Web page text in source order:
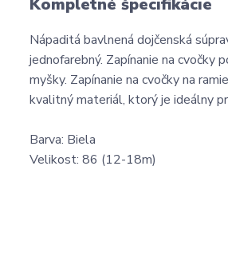
Kompletné špecifikácie
Nápaditá bavlnená dojčenská
jednofarebný. Zapínanie na cvočky
myšky. Zapínanie na cvočky na
kvalitný materiál, ktorý je ideálny
Barva: Biela
Velikost: 86 (12-18m)